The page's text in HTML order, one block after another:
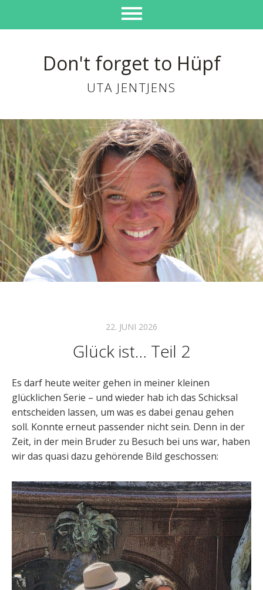
Don't forget to Hüpf
UTA JENTJENS
22. JUNI 2026
Glück ist… Teil 2
Es darf heute weiter gehen in meiner kleinen
glücklichen Serie – und wieder hab ich das Schicksal
entscheiden lassen, um was es dabei genau gehen
soll. Konnte erneut passender nicht sein. Denn in der
Zeit, in der mein Bruder zu Besuch bei uns war, haben
wir das quasi dazu gehörende Bild geschossen: